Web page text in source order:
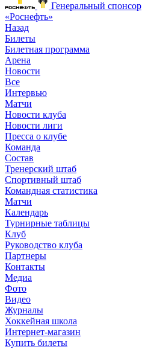
Генеральный спонсор
«Роснефть»
Назад
Билеты
Билетная программа
Арена
Новости
Все
Интервью
Матчи
Новости клуба
Новости лиги
Пресса о клубе
Команда
Состав
Тренерский штаб
Спортивный штаб
Командная статистика
Матчи
Календарь
Турнирные таблицы
Клуб
Руководство клуба
Партнеры
Контакты
Медиа
Фото
Видео
Журналы
Хоккейная школа
Интернет-магазин
Купить билеты